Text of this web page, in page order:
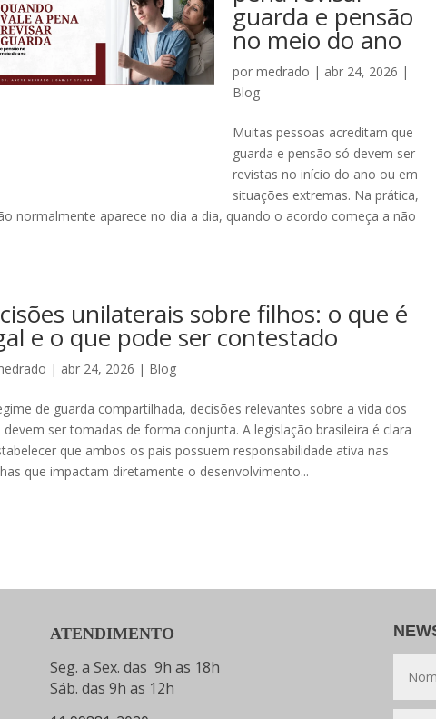
guarda e pensão
no meio do ano
pormedrado | abr 24, 2026 |
Blog
Muitas pessoas acreditam que
guarda e pensão só devem ser
revistas no início do ano ou em
situações extremas. Na prática,
normalmente aparece no dia a dia, quando o acordo começa a não
unilaterais sobre filhos: o que é
e o que pode ser contestado
| abr 24, 2026 | Blog
de guarda compartilhada, decisões relevantes sobre a vida dos
devem ser tomadas de forma conjunta. A legislação brasileira é clara
que ambos os pais possuem responsabilidade ativa nas
que impactam diretamente o desenvolvimento...
ATENDIMENTO
Seg. a Sex. das 9h as 18h
Sáb. das 9h as 12h